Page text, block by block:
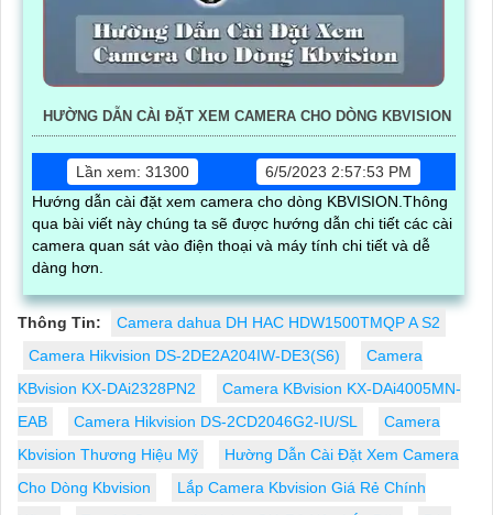
HƯỜNG DẪN CÀI ĐẶT XEM CAMERA CHO DÒNG KBVISION
Lần xem: 31300
6/5/2023 2:57:53 PM
Hướng dẫn cài đặt xem camera cho dòng KBVISION.Thông
qua bài viết này chúng ta sẽ được hướng dẫn chi tiết các cài
camera quan sát vào điện thoại và máy tính chi tiết và dễ
dàng hơn.
Thông Tin:
Camera dahua DH HAC HDW1500TMQP A S2
Camera Hikvision DS-2DE2A204IW-DE3(S6)
Camera
KBvision KX-DAi2328PN2
Camera KBvision KX-DAi4005MN-
EAB
Camera Hikvision DS-2CD2046G2-IU/SL
Camera
Kbvision Thương Hiệu Mỹ
Hường Dẫn Cài Đặt Xem Camera
Cho Dòng Kbvision
Lắp Camera Kbvision Giá Rẻ Chính